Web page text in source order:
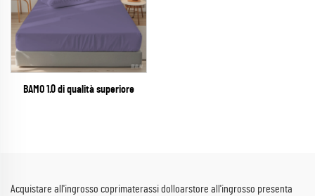
BAMO 1.0 di qualità superiore
Acquistare all'ingrosso coprimaterassi dolloarstore all'ingrosso presenta